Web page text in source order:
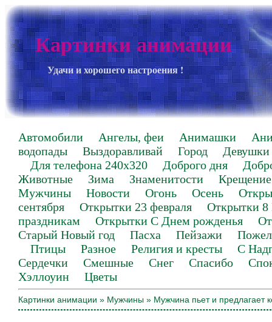
Картинки анимации
Удачи и хорошего настроения !
Автомобили Ангелы, феи Анимашки
водопады
Выздоравливай Город
Девушки
Для телефона 240х320
Доброго дня
Животные
Зима Знаменитости
Крещение
Мужчины
Новости Огонь Осень
сентября
Открытки 23 февраля
Открытки 8
праздникам
Открытки С Днем рожденья
Старый Новый год
Пасха Пейзажи
Птицы
Разное Религия и кресты
С
Сердечки
Смешные Снег Спасибо
Хэллоуин
Цветы
Картинки анимации » Мужчины » Мужчина пьет и предлагает